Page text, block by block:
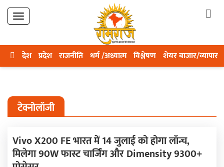
देश प्रदेश राजनीति धर्म /अध्यात्म विश्लेषण शेयर बाजार/व्यापार
टेक्नोलॉजी
Vivo X200 FE भारत में 14 जुलाई को होगा लॉन्च,
मिलेगा 90W फास्ट चार्जिंग और Dimensity 9300+